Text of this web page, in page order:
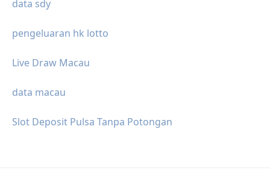
data sdy
pengeluaran hk lotto
Live Draw Macau
data macau
Slot Deposit Pulsa Tanpa Potongan